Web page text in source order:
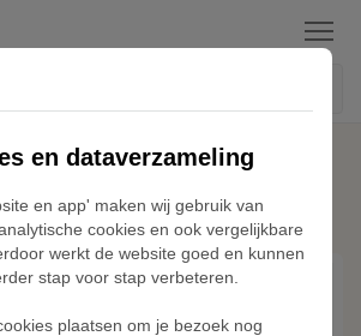
Menu
ELITE Laceless Firm Ground
en dataverzameling
en app' maken wij gebruik van
cookies en ook vergelijkbare
werkt de website goed en kunnen
stap voor stap verbeteren.
plaatsen om je bezoek nog